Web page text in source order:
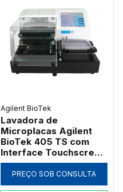
Agilent BioTek
Lavadora de
Microplacas Agilent
BioTek 405 TS com
Interface Touchscreen
e Verificação Verify
PREÇO SOB CONSULTA